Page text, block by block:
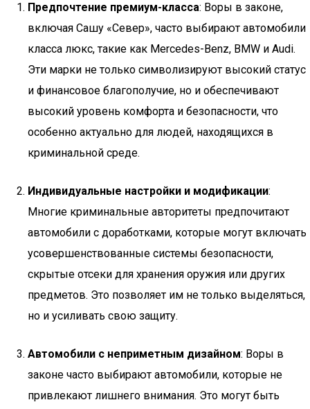
Предпочтение премиум-класса: Воры в законе,
включая Сашу «Север», часто выбирают автомобили
класса люкс, такие как Mercedes-Benz, BMW и Audi.
Эти марки не только символизируют высокий статус
и финансовое благополучие, но и обеспечивают
высокий уровень комфорта и безопасности, что
особенно актуально для людей, находящихся в
криминальной среде.
Индивидуальные настройки и модификации:
Многие криминальные авторитеты предпочитают
автомобили с доработками, которые могут включать
усовершенствованные системы безопасности,
скрытые отсеки для хранения оружия или других
предметов. Это позволяет им не только выделяться,
но и усиливать свою защиту.
Автомобили с неприметным дизайном: Воры в
законе часто выбирают автомобили, которые не
привлекают лишнего внимания. Это могут быть